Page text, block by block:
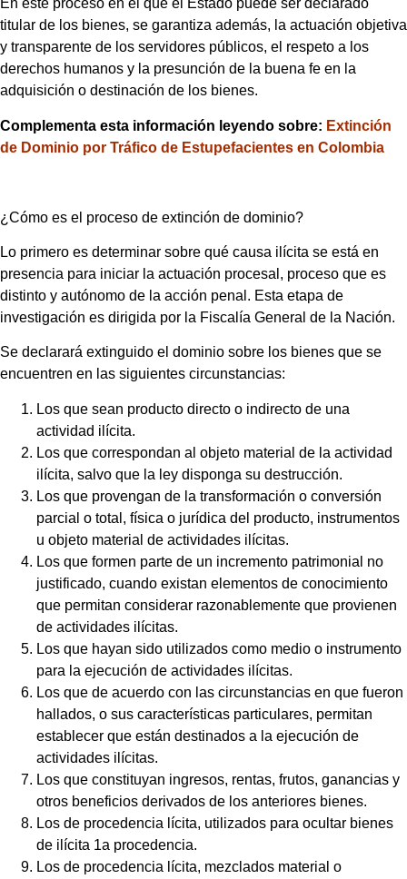
En este proceso en el que el Estado puede ser declarado
titular de los bienes, se garantiza además, la actuación objetiva
y transparente de los servidores públicos, el respeto a los
derechos humanos y la presunción de la buena fe en la
adquisición o destinación de los bienes.
Complementa esta información leyendo sobre: Extinción
de Dominio por Tráfico de Estupefacientes en Colombia
¿Cómo es el proceso de extinción de dominio?
Lo primero es determinar sobre qué causa ilícita se está en
presencia para iniciar la actuación procesal, proceso que es
distinto y autónomo de la acción penal. Esta etapa de
investigación es dirigida por la Fiscalía General de la Nación.
Se declarará extinguido el dominio sobre los bienes que se
encuentren en las siguientes circunstancias:
Los que sean producto directo o indirecto de una
actividad ilícita.
Los que correspondan al objeto material de la actividad
ilícita, salvo que la ley disponga su destrucción.
Los que provengan de la transformación o conversión
parcial o total, física o jurídica del producto, instrumentos
u objeto material de actividades ilícitas.
Los que formen parte de un incremento patrimonial no
justificado, cuando existan elementos de conocimiento
que permitan considerar razonablemente que provienen
de actividades ilícitas.
Los que hayan sido utilizados como medio o instrumento
para la ejecución de actividades ilícitas.
Los que de acuerdo con las circunstancias en que fueron
hallados, o sus características particulares, permitan
establecer que están destinados a la ejecución de
actividades ilícitas.
Los que constituyan ingresos, rentas, frutos, ganancias y
otros beneficios derivados de los anteriores bienes.
Los de procedencia lícita, utilizados para ocultar bienes
de ilícita 1a procedencia.
Los de procedencia lícita, mezclados material o